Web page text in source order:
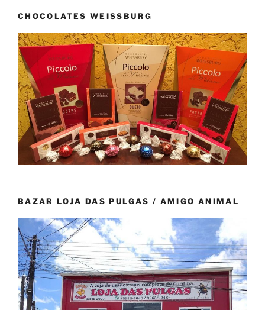
CHOCOLATES WEISSBURG
BAZAR LOJA DAS PULGAS / AMIGO ANIMAL